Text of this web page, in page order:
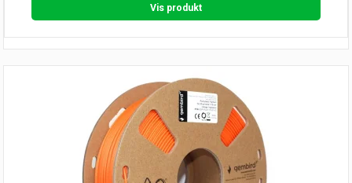
Vis produkt